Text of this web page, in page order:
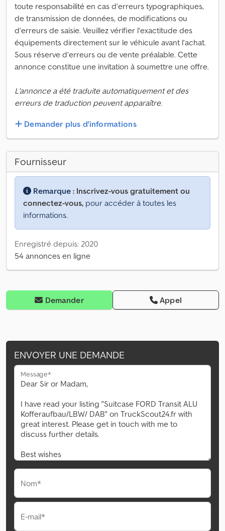
toute responsabilité en cas d’erreurs typographiques,
de transmission de données, de modifications ou
d’erreurs de saisie. Veuillez vérifier l’exactitude des
équipements directement sur le véhicule avant l’achat.
Sous réserve d’erreurs ou de vente préalable. Cette
annonce constitue une invitation à soumettre une offre.
L'annonce a été traduite automatiquement et des
erreurs de traduction peuvent apparaître.
Demander plus d'informations
Fournisseur
Remarque : Inscrivez-vous gratuitement ou
connectez-vous, pour accéder à toutes les
informations.
Enregistré depuis: 2020
54 annonces en ligne
Demander Appel
ENVOYER UNE DEMANDE
Message*
Nom*
E-mail*